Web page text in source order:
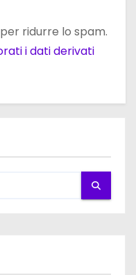
ridurre lo spam.
i dati derivati